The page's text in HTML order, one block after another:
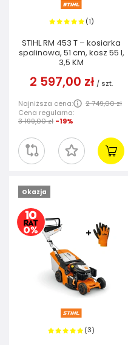
(1)
STIHL RM 453 T – kosiarka
spalinowa, 51 cm, kosz 55 l,
3,5 KM
2 597,00 zł / szt.
Najniższa cena:
2 749,00 zł
Cena regularna:
3 199,00 zł -19%
Okazja
(3)